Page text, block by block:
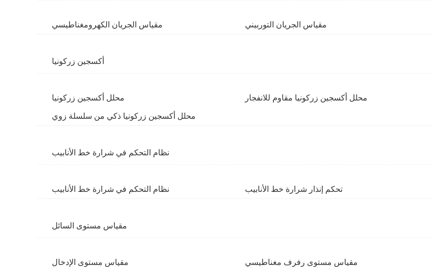
مقياس الجريان الكهرومغناطيسي مقياس الجريان التوربيني
أكسجين زركونيا
محلل أكسجين زركونيا محلل أكسجين زركونيا مقاوم للانفجار
محلل أكسجين زركونيا ذكي من سلسلة زوي
نظام التحكم في شرارة خط الأنابيب
نظام التحكم في شرارة خط الأنابيب تحكم إنذار شرارة خط الأنابيب
مقياس مستوى السائل
مقياس مستوى الإدخال مقياس مستوى رفرف مغناطيسي